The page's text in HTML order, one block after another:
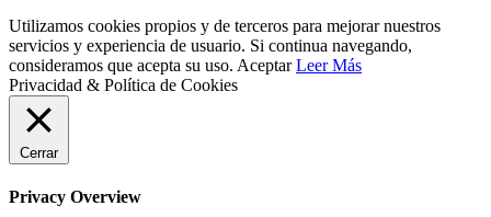
Utilizamos cookies propios y de terceros para mejorar nuestros
servicios y experiencia de usuario. Si continua navegando,
consideramos que acepta su uso. Aceptar Leer Más
Privacidad & Política de Cookies
Cerrar
Privacy Overview